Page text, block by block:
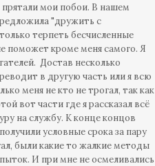
мои побои. В нашем
"дружить с
терпеть бесчисленные
поможет кроме меня самого. Я
Достав несколько
в другую часть или я всю
меня не кто не трогал, так как
вот части где я рассказал всё
на службу. К конце концов
условные срока за пару
были какие то жалкие методы
И при мне не осмеливались